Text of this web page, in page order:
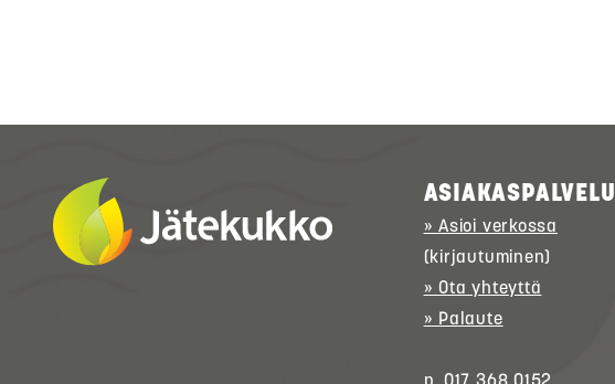
ASIAKASPALVELU
» Asioi verkossa
(kirjautuminen)
» Ota yhteyttä
» Palaute